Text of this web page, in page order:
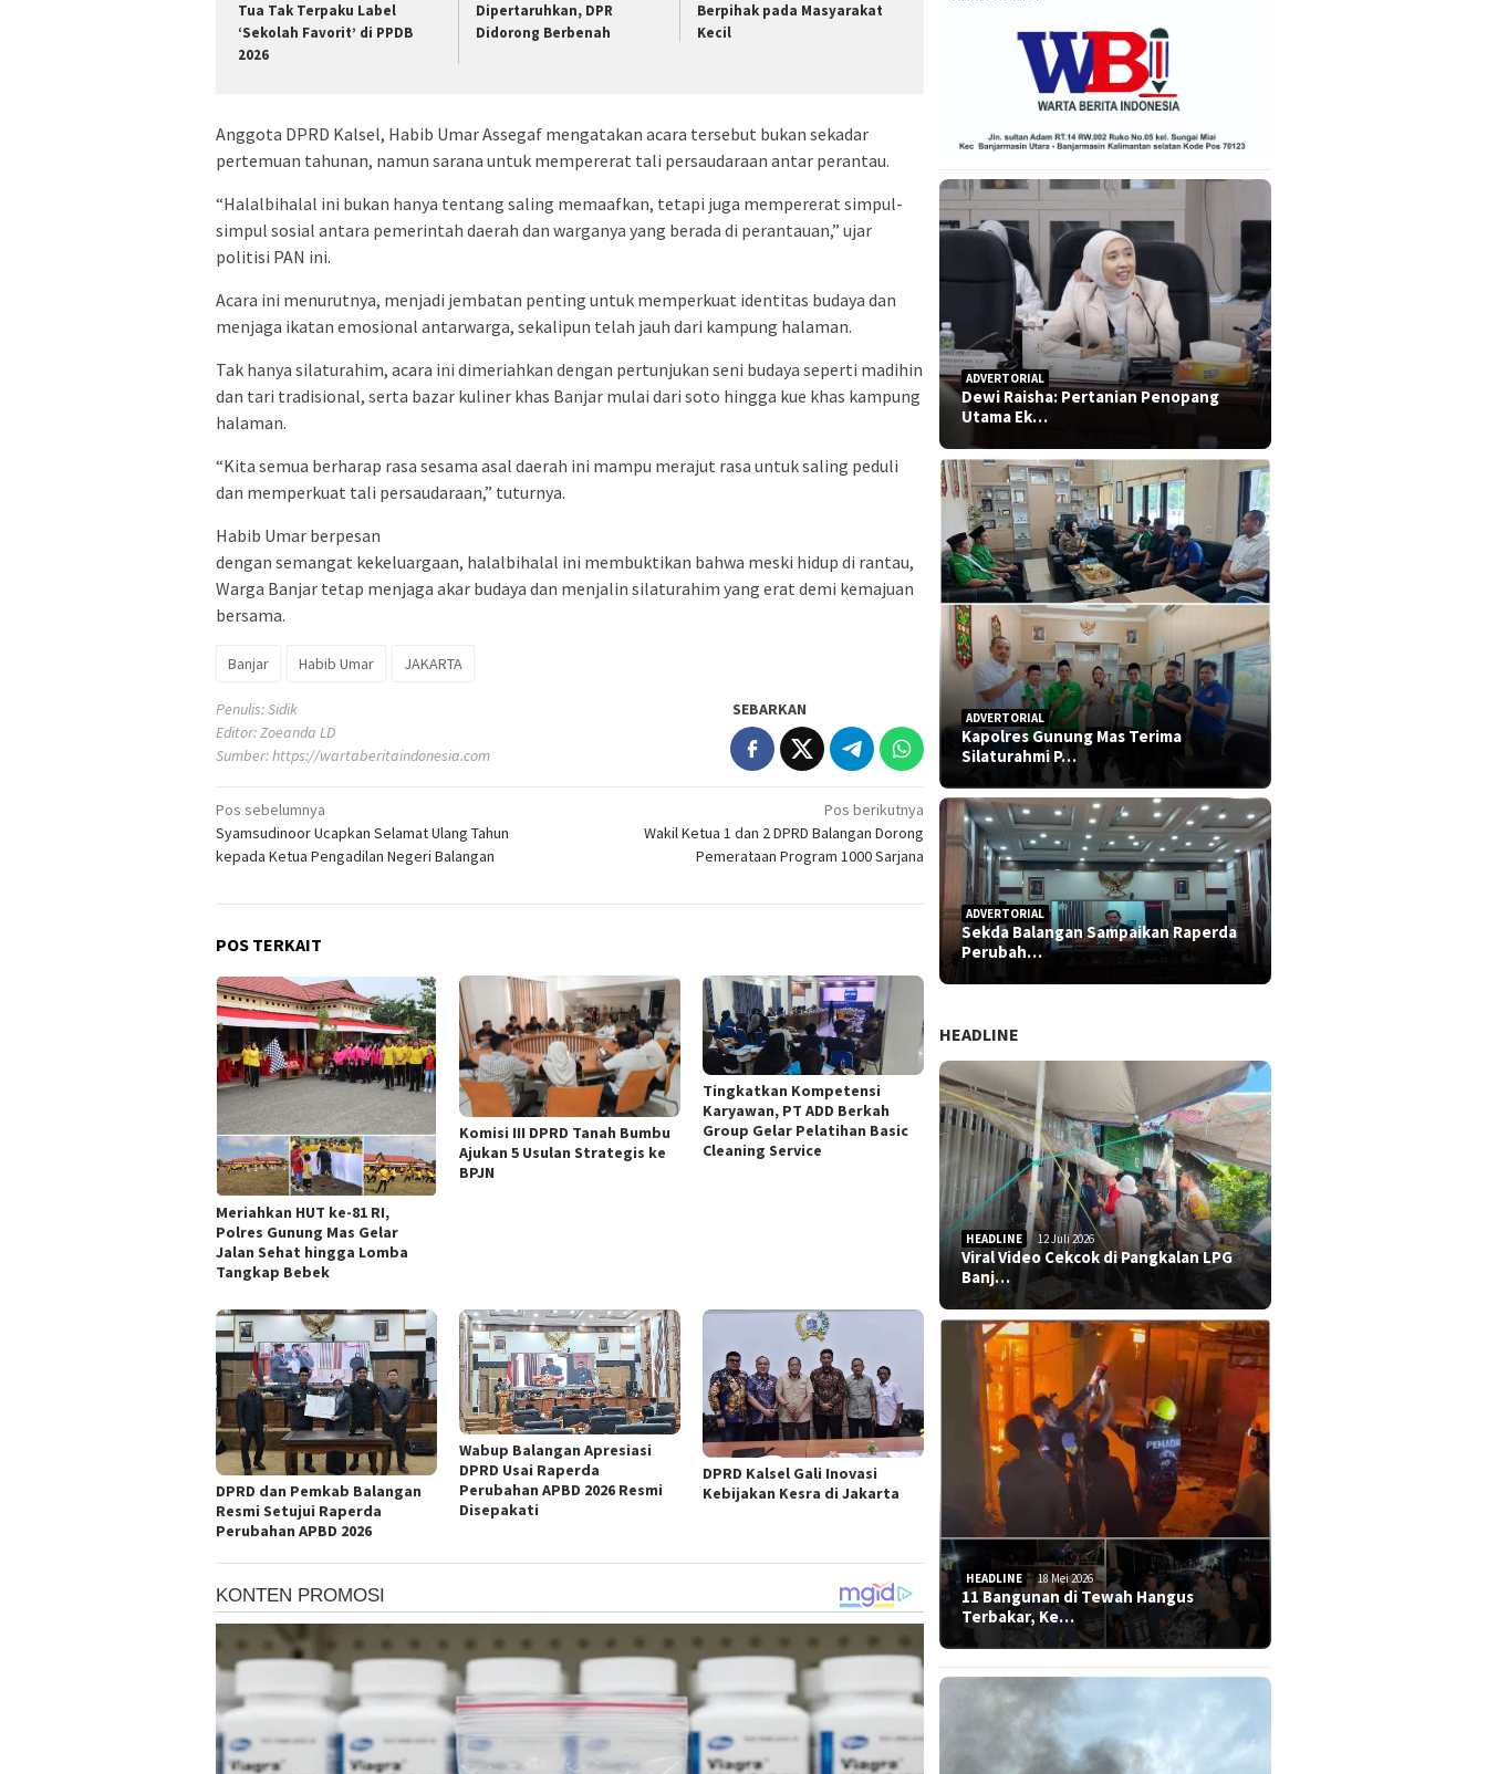
Tua Tak Terpaku Label
‘Sekolah Favorit’ di PPDB
2026
Dipertaruhkan, DPR
Didorong Berbenah
Berpihak pada Masyarakat
Kecil
Anggota DPRD Kalsel, Habib Umar Assegaf mengatakan acara tersebut bukan sekadar
pertemuan tahunan, namun sarana untuk mempererat tali persaudaraan antar perantau.
“Halalbihalal ini bukan hanya tentang saling memaafkan, tetapi juga mempererat simpul-
simpul sosial antara pemerintah daerah dan warganya yang berada di perantauan,” ujar
politisi PAN ini.
Acara ini menurutnya, menjadi jembatan penting untuk memperkuat identitas budaya dan
menjaga ikatan emosional antarwarga, sekalipun telah jauh dari kampung halaman.
Tak hanya silaturahim, acara ini dimeriahkan dengan pertunjukan seni budaya seperti madihin
dan tari tradisional, serta bazar kuliner khas Banjar mulai dari soto hingga kue khas kampung
halaman.
“Kita semua berharap rasa sesama asal daerah ini mampu merajut rasa untuk saling peduli
dan memperkuat tali persaudaraan,” tuturnya.
Habib Umar berpesan
dengan semangat kekeluargaan, halalbihalal ini membuktikan bahwa meski hidup di rantau,
Warga Banjar tetap menjaga akar budaya dan menjalin silaturahim yang erat demi kemajuan
bersama.
Banjar Habib Umar JAKARTA
Penulis: Sidik
Editor: Zoeanda LD
Sumber:https://wartaberitaindonesia.com
SEBARKAN
Navigasi
pos
Pos sebelumnya
Syamsudinoor Ucapkan Selamat Ulang Tahun
kepada Ketua Pengadilan Negeri Balangan
Pos berikutnya
Wakil Ketua 1 dan 2 DPRD Balangan Dorong
Pemerataan Program 1000 Sarjana
POS TERKAIT
Meriahkan HUT ke-81 RI,
Polres Gunung Mas Gelar
Jalan Sehat hingga Lomba
Tangkap Bebek
Komisi III DPRD Tanah Bumbu
Ajukan 5 Usulan Strategis ke
BPJN
Tingkatkan Kompetensi
Karyawan, PT ADD Berkah
Group Gelar Pelatihan Basic
Cleaning Service
DPRD dan Pemkab Balangan
Resmi Setujui Raperda
Perubahan APBD 2026
Wabup Balangan Apresiasi
DPRD Usai Raperda
Perubahan APBD 2026 Resmi
Disepakati
DPRD Kalsel Gali Inovasi
Kebijakan Kesra di Jakarta
ADVERTORIAL
Dewi Raisha: Pertanian Penopang
Utama Ek…
ADVERTORIAL
Kapolres Gunung Mas Terima
Silaturahmi P…
ADVERTORIAL
Sekda Balangan Sampaikan Raperda
Perubah…
HEADLINE
HEADLINE 12 Juli 2026
Viral Video Cekcok di Pangkalan LPG
Banj…
HEADLINE 18 Mei 2026
11 Bangunan di Tewah Hangus
Terbakar, Ke…